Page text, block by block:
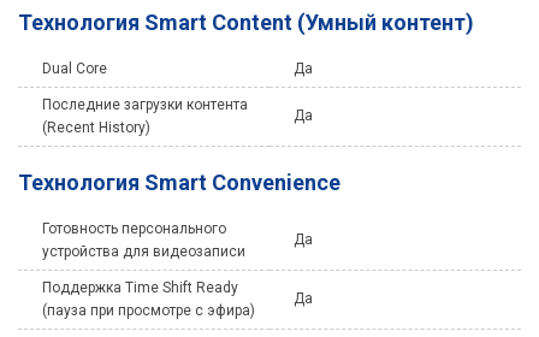
Технология Smart Content (Умный контент)
Dual Core Да
Последние загрузки контента
(Recent History)
Да
Технология Smart Convenience
Готовность персонального
устройства для видеозаписи
Да
Поддержка Time Shift Ready
(пауза при просмотре с эфира)
Да